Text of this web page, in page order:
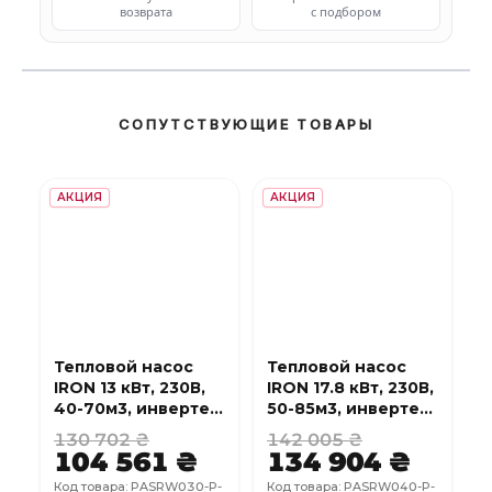
возврата
с подбором
СОПУТСТВУЮЩИЕ ТОВАРЫ
АКЦИЯ
Тепловой насос
IRON 13 кВт, 230В,
40-70м3, инвертер,
с охлаждением,
WI-FI
130 702 ₴
104 561 ₴
Код товара: PASRW030-P-
АКЦИЯ
Тепловой насос
IRON 17.8 кВт, 230В,
50-85м3, инвертер,
с охлаждением,
WI-FI
142 005 ₴
134 904 ₴
Код товара: PASRW040-P-